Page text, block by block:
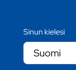
Sinun kielesi